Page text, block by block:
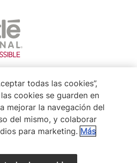
NESTLÉ
todas las cookies”,
cookies se guarden en
mejorar la navegación del
del mismo, y colaborar
para marketing. Más